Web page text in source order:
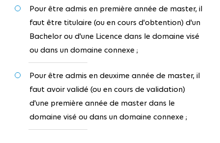
Pour être admis en première année de master, il
faut être titulaire (ou en cours d'obtention) d'un
Bachelor ou d'une Licence dans le domaine visé
ou dans un domaine connexe ;
Pour être admis en deuxime année de master, il
faut avoir validé (ou en cours de validation)
d'une première année de master dans le
domaine visé ou dans un domaine connexe ;